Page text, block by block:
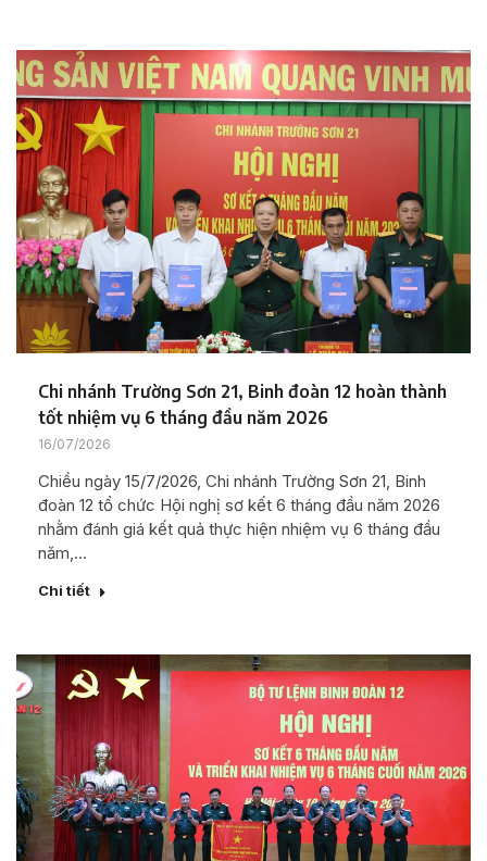
Chi nhánh Trường Sơn 21, Binh đoàn 12 hoàn thành
tốt nhiệm vụ 6 tháng đầu năm 2026
16/07/2026
Chiều ngày 15/7/2026, Chi nhánh Trường Sơn 21, Binh
đoàn 12 tổ chức Hội nghị sơ kết 6 tháng đầu năm 2026
nhằm đánh giá kết quả thực hiện nhiệm vụ 6 tháng đầu
năm,…
Chi tiết